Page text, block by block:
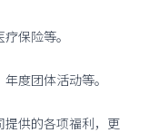
保险等。
度团体活动等。
提供的各项福利，更